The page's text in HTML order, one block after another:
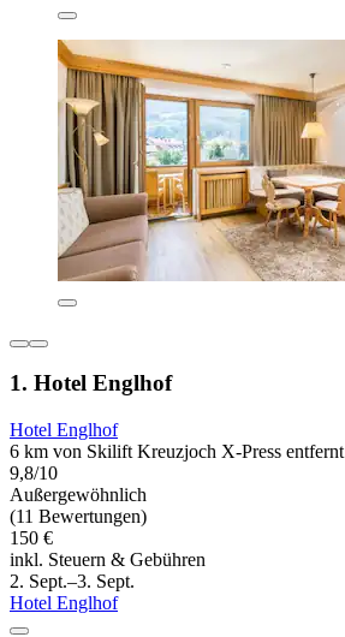
1. Hotel Englhof
Hotel Englhof
6 km von Skilift Kreuzjoch X-Press entfernt
9,8/10
Außergewöhnlich
(11 Bewertungen)
150 €
inkl. Steuern & Gebühren
2. Sept.–3. Sept.
Hotel Englhof